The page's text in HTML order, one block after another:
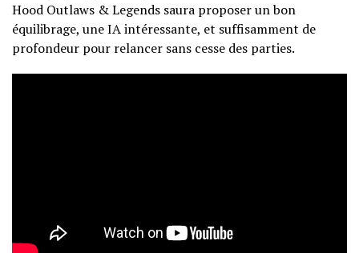
Hood Outlaws & Legends saura proposer un bon
équilibrage, une IA intéressante, et suffisamment de
profondeur pour relancer sans cesse des parties.